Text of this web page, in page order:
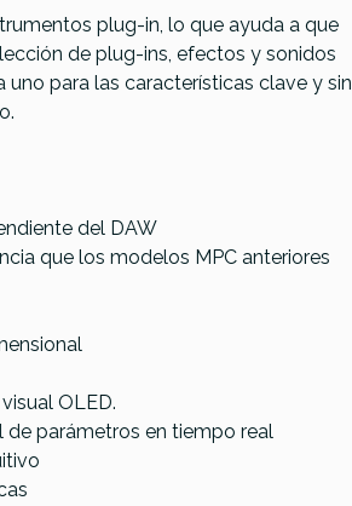
plug-in, lo que ayuda a que
de plug-ins, efectos y sonidos
para las características clave y sin
del DAW
que los modelos MPC anteriores
OLED.
de parámetros en tiempo real